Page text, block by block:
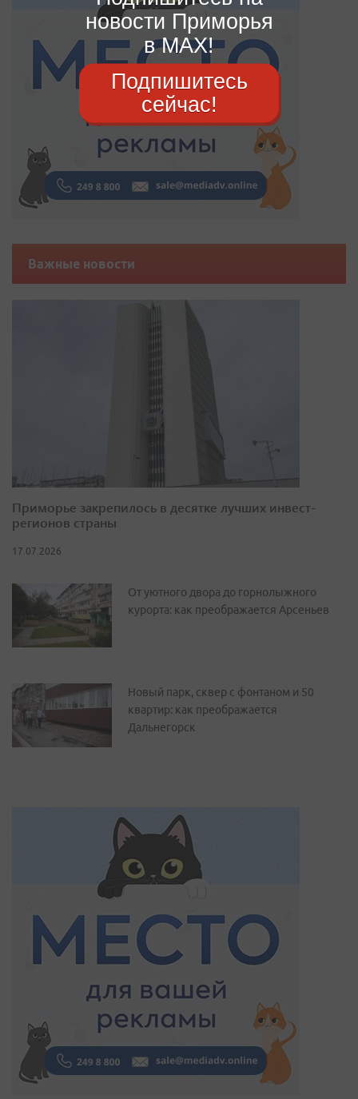
Важные новости
Приморье закрепилось в десятке лучших инвест-
регионов страны
17.07.2026
От уютного двора до горнолыжного
курорта: как преображается Арсеньев
Новый парк, сквер с фонтаном и 50
квартир: как преображается
Дальнегорск
новости Приморья
в MAX!
Подпишитесь
сейчас!